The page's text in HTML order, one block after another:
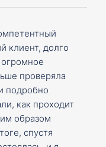
клиент, долго
проверяла
подробно
как проходит
образом
спустя